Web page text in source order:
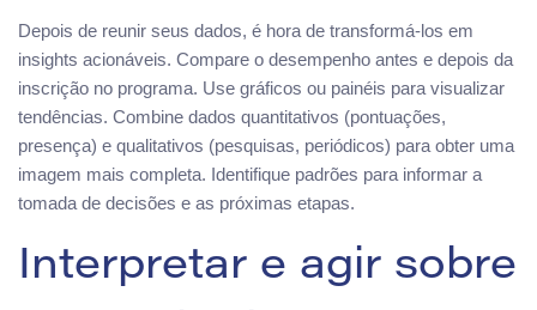
Depois de reunir seus dados, é hora de transformá-los em
insights acionáveis. Compare o desempenho antes e depois da
inscrição no programa. Use gráficos ou painéis para visualizar
tendências. Combine dados quantitativos (pontuações,
presença) e qualitativos (pesquisas, periódicos) para obter uma
imagem mais completa. Identifique padrões para informar a
tomada de decisões e as próximas etapas.
Interpretar e agir sobre